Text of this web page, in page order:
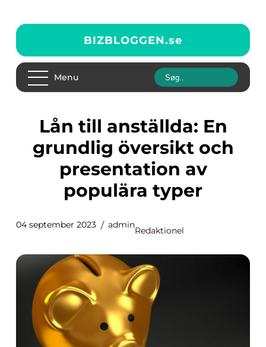
BIZBLOGGEN.se
Menu
Lån till anställda: En
grundlig översikt och
presentation av
populära typer
04 september 2023 admin
Redaktionel